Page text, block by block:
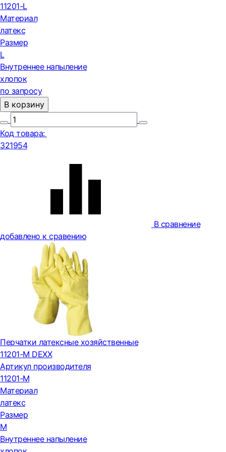
11201-L
Материал
латекс
Размер
L
Внутреннее напыление
хлопок
по запросу
В корзину
Код товара:
321954
В сравнение
добавлено к сравению
Перчатки латексные хозяйственные
11201-M DEXX
Артикул производителя
11201-M
Материал
латекс
Размер
M
Внутреннее напыление